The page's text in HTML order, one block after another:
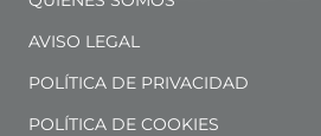
AVISO LEGAL
POLÍTICA DE PRIVACIDAD
POLÍTICA DE COOKIES